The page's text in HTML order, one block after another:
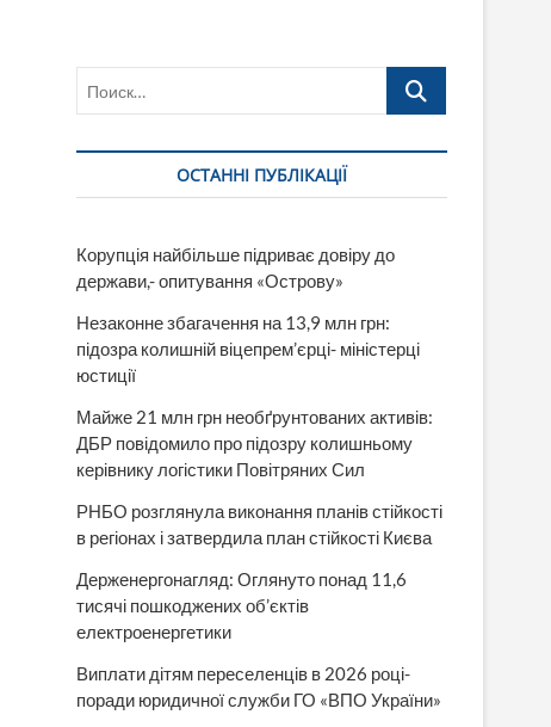
Поиск…
ОСТАННІ ПУБЛІКАЦІЇ
Корупція найбільше підриває довіру до
держави,- опитування «Острову»
Незаконне збагачення на 13,9 млн грн:
підозра колишній віцепрем’єрці- міністерці
юстиції
Майже 21 млн грн необґрунтованих активів:
ДБР повідомило про підозру колишньому
керівнику логістики Повітряних Сил
РНБО розглянула виконання планів стійкості
в регіонах і затвердила план стійкості Києва
Держенергонагляд: Оглянуто понад 11,6
тисячі пошкоджених об’єктів
електроенергетики
Виплати дітям переселенців в 2026 році-
поради юридичної служби ГО «ВПО України»